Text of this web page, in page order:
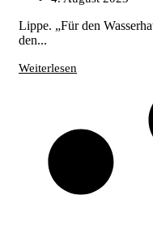
Lippe. „Für den
den...
Weiterlesen